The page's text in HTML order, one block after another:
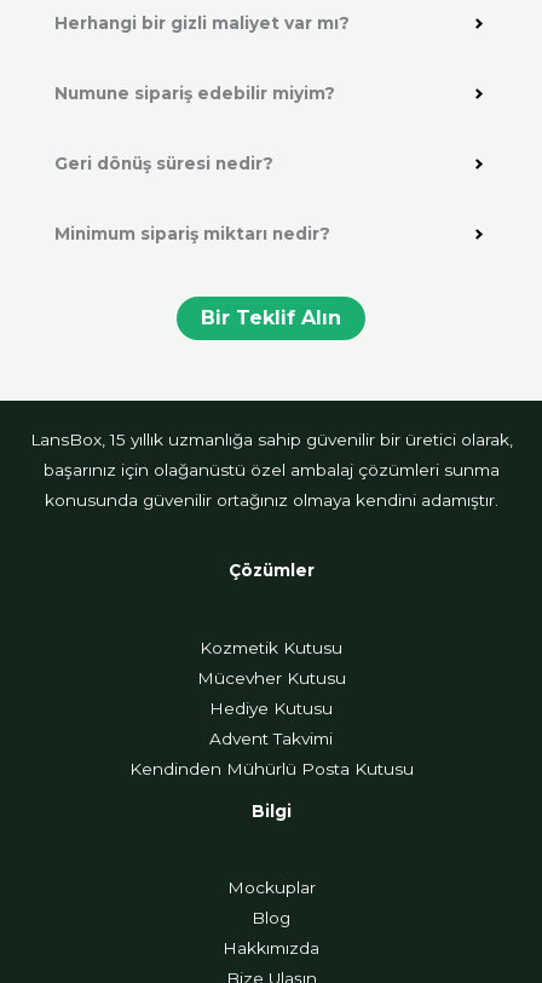
Herhangi bir gizli maliyet var mı?
Numune sipariş edebilir miyim?
Geri dönüş süresi nedir?
Minimum sipariş miktarı nedir?
Bir Teklif Alın
LansBox, 15 yıllık uzmanlığa sahip güvenilir bir üretici olarak,
başarınız için olağanüstü özel ambalaj çözümleri sunma
konusunda güvenilir ortağınız olmaya kendini adamıştır.
Çözümler
Kozmetik Kutusu
Mücevher Kutusu
Hediye Kutusu
Advent Takvimi
Kendinden Mühürlü Posta Kutusu
Bilgi
Mockuplar
Blog
Hakkımızda
Bize Ulaşın